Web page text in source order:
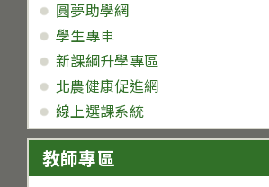
圓夢助學網
學生專車
新課綱升學專區
北農健康促進網
線上選課系統
教師專區